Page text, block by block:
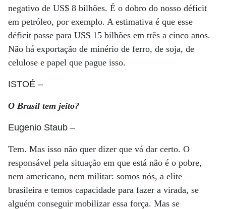
negativo de US$ 8 bilhões. É o dobro do nosso déficit
em petróleo, por exemplo. A estimativa é que esse
déficit passe para US$ 15 bilhões em três a cinco anos.
Não há exportação de minério de ferro, de soja, de
celulose e papel que pague isso.
ISTOÉ –
O Brasil tem jeito?
Eugenio Staub –
Tem. Mas isso não quer dizer que vá dar certo. O
responsável pela situação em que está não é o pobre,
nem americano, nem militar: somos nós, a elite
brasileira e temos capacidade para fazer a virada, se
alguém conseguir mobilizar essa força. Mas se